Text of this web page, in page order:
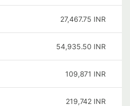
27,467.75 INR
54,935.50 INR
109,871 INR
219,742 INR